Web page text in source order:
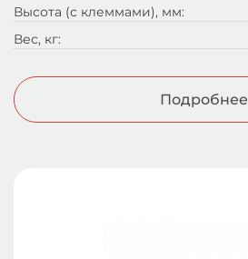
Высота (с клеммами), мм:
Вес, кг:
Подробнее